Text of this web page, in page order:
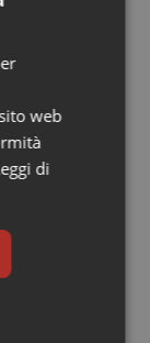
di
e, nello
nel
per
la legge 38
alla terapia
web
di